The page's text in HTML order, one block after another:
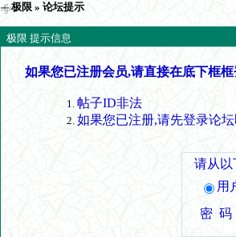
极限 » 论坛提示
极限 提示信息
如果您已注册会员,请直接在底下框
帖子ID非法
如果您已注册,请先登录论
请从以
用
密 码